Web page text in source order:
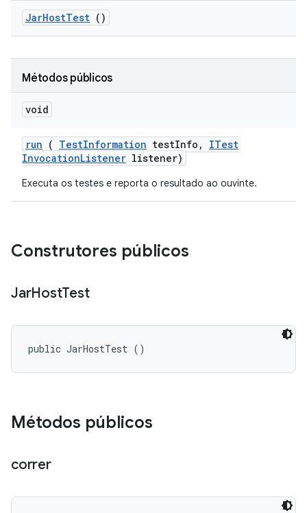
JarHostTest ()
Métodos públicos
void
run ( TestInformation testInfo ,
ITest
InvocationListener listener)
Executa os testes e reporta o resultado ao ouvinte.
Construtores públicos
JarHostTest
public JarHostTest ()
Métodos públicos
correr